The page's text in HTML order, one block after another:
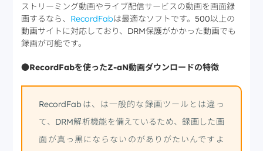
ストリーミング動画やライブ配信サービスの動画を画面録
画するなら、 RecordFabは最適なソフトです。500以上の
動画サイトに対応しており、DRM保護がかかった動画でも
録画が可能です。
●RecordFabを使ったZ-aN動画ダウンロードの特徴
RecordFabは、は一般的な録画ツールとは違っ
て、DRM解析機能を備えているため、録画した画
面が真っ黒にならないのがありがたいんですよ